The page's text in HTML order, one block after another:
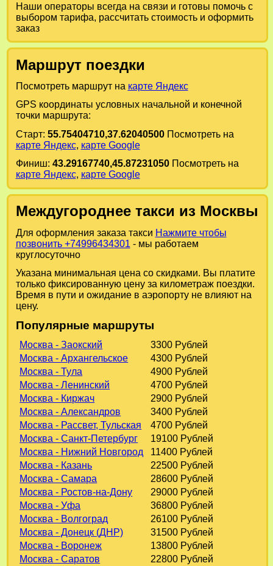
Наши операторы всегда на связи и готовы помочь с
выбором тарифа, рассчитать стоимость и оформить
заказ
Маршрут поездки
Посмотреть маршрут на карте Яндекс
GPS координаты условных начальной и конечной
точки маршрута:
Старт: 55.75404710,37.62040500Посмотреть на
карте Яндекс, карте Google
Финиш: 43.29167740,45.87231050Посмотреть на
карте Яндекс, карте Google
Междугороднее такси из Москвы
Для оформления заказа такси Нажмите чтобы
позвонить +74996434301 - мы работаем
круглосуточно
Указана минимальная цена со скидками. Вы платите
только фиксированную цену за километраж поездки.
Время в пути и ожидание в аэропорту не влияют на
цену.
Популярные маршруты
Москва - Заокский
3300 Рублей
Москва - Архангельское
4300 Рублей
Москва - Тула
4900 Рублей
Москва - Ленинский
4700 Рублей
Москва - Киржач
2900 Рублей
Москва - Александров
3400 Рублей
Москва - Рассвет, Тульская
4700 Рублей
Москва - Санкт-Петербург
19100 Рублей
Москва - Нижний Новгород
11400 Рублей
Москва - Казань
22500 Рублей
Москва - Самара
28600 Рублей
Москва - Ростов-на-Дону
29000 Рублей
Москва - Уфа
36800 Рублей
Москва - Волгоград
26100 Рублей
Москва - Донецк (ДНР)
31500 Рублей
Москва - Воронеж
13800 Рублей
Москва - Саратов
22800 Рублей